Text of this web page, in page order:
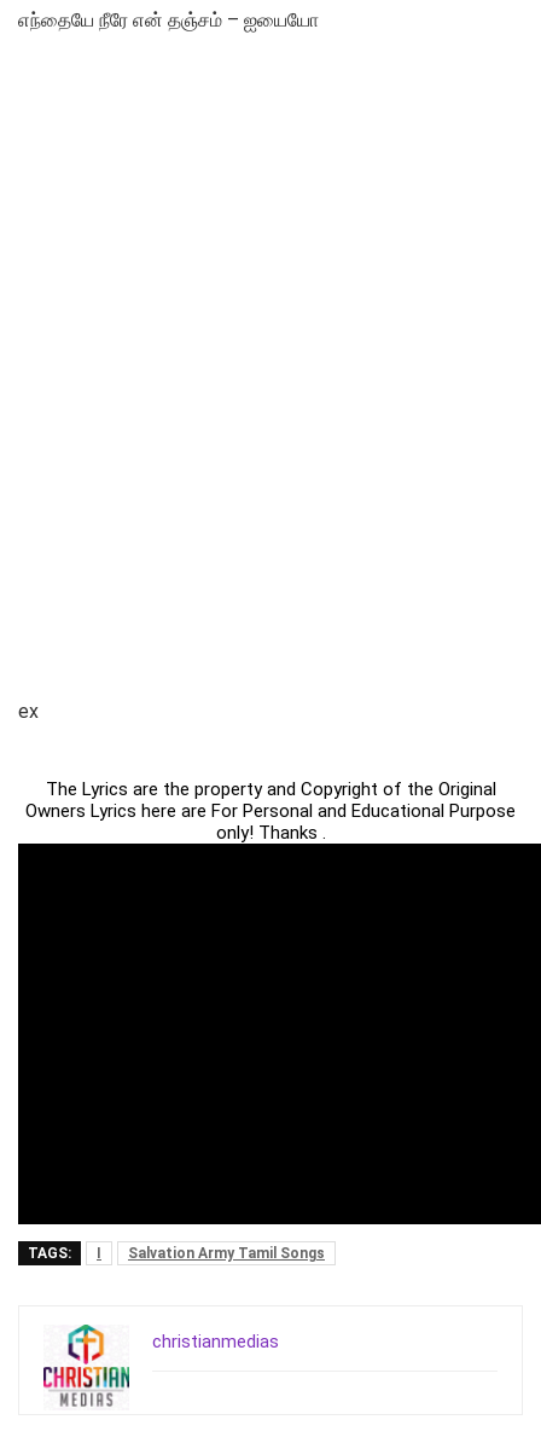
எந்தையே நீரே என் தஞ்சம் – ஐயையோ
ex
The Lyrics are the property and Copyright of the Original
Owners Lyrics here are For Personal and Educational Purpose
only! Thanks .
TAGS: Salvation Army Tamil Songs
christianmedias